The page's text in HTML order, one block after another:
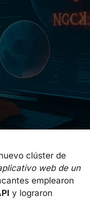
clúster de
web de un
emplearon
y lograron